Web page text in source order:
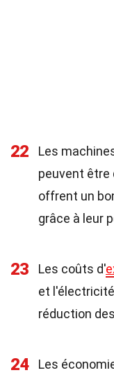
22
Les
peuvent être
offrent un
grâce à leur
23 Les coûts d'
et
réduction
24
Les